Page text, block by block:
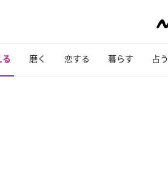
る 磨く 恋する 暮らす 占う